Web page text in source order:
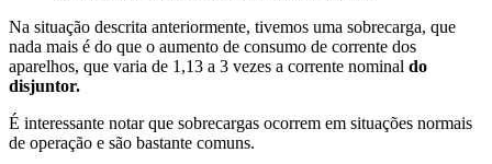
Na situação descrita anteriormente, tivemos uma sobrecarga, que
nada mais é do que o aumento de consumo de corrente dos
aparelhos, que varia de 1,13 a 3 vezes a corrente nominal do
disjuntor.
É interessante notar que sobrecargas ocorrem em situações normais
de operação e são bastante comuns.